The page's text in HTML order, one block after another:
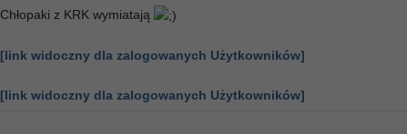
Chłopaki z KRK wymiatają
[link widoczny dla zalogowanych Użytkowników]
[link widoczny dla zalogowanych Użytkowników]